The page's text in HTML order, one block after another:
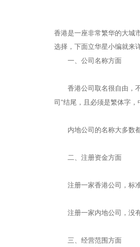
香港是一座非常繁华的大城
选择，下面立华星小编就来
一、公司名称方面
香港公司取名很自由，不
司”结尾，且必须是繁体字
内地公司的名称大多数都
二、注册资金方面
注册一家香港公司，标准
注册一家内地公司，没有
三、经营范围方面